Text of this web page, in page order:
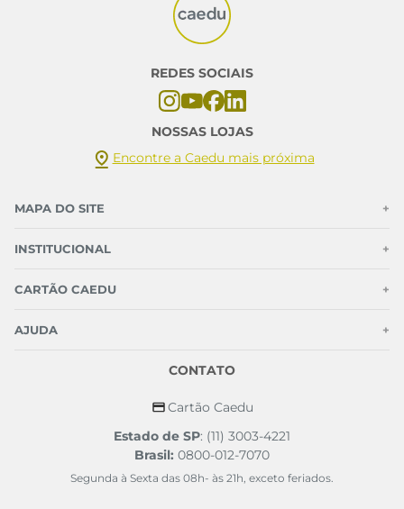
REDES SOCIAIS
NOSSAS LOJAS
Encontre a Caedu mais próxima
MAPA DO SITE +
INSTITUCIONAL +
CARTÃO CAEDU +
AJUDA +
CONTATO
Cartão Caedu
Estado de SP: (11) 3003-4221
Brasil: 0800-012-7070
Segunda à Sexta das 08h- às 21h, exceto feriados.